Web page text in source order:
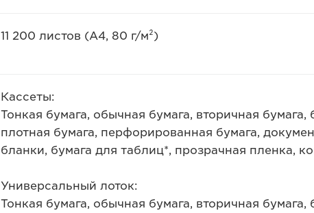
11 200 листов (A4, 80 г/м²)
Кассеты:
Тонкая бумага, обычная бумага, вторичная бумага,
плотная бумага, перфорированная бумага,
бланки, бумага для таблиц*, прозрачная пленка,
Универсальный лоток:
Тонкая бумага, обычная бумага, вторичная бумага,